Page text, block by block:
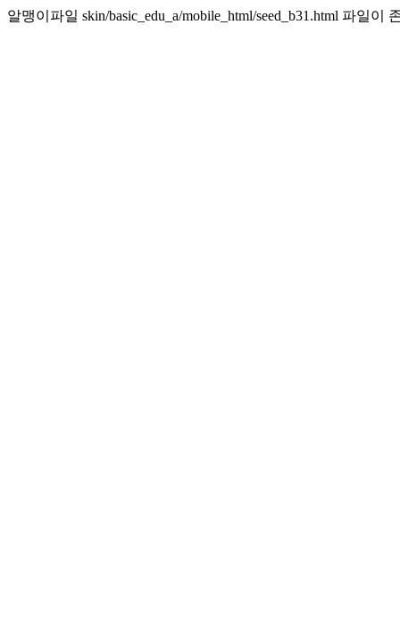
알맹이파일 skin/basic_edu_a/mobile_html/seed_b31.html 파일이